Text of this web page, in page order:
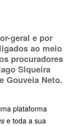
geral e por
ao meio
procuradores
Siqueira
Gouveia Neto.
plataforma
e toda a sua